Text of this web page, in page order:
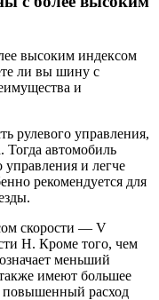
высоким индексом
ли вы шину с
и
рулевого управления,
Тогда автомобиль
и легче
рекомендуется для
скорости — V
H. Кроме того, чем
меньший
имеют большее
повышенный расход